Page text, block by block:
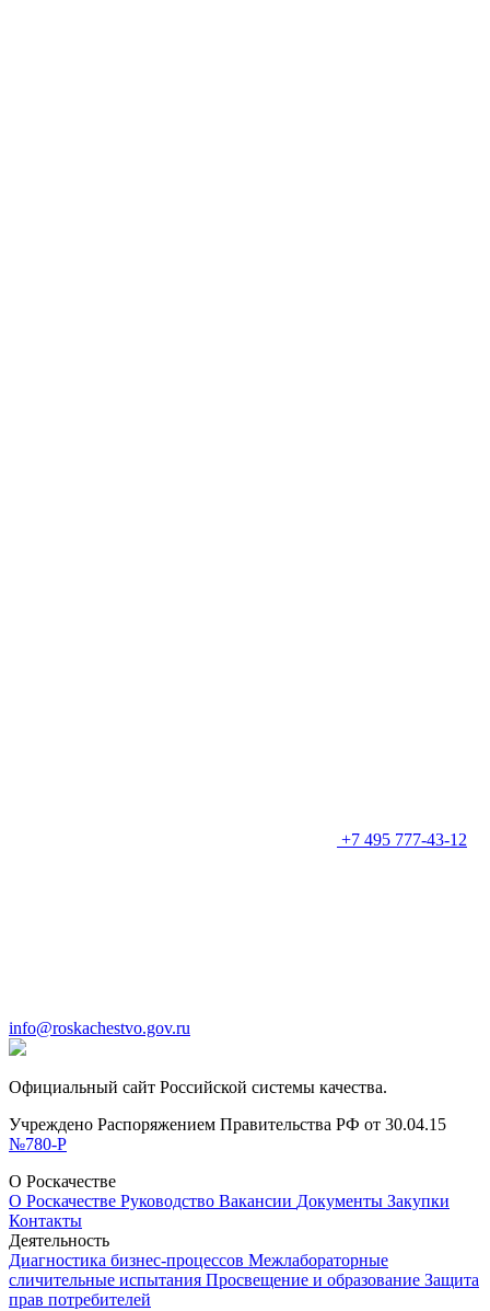
+7 495 777-43-12
info@roskachestvo.gov.ru
Официальный сайт Российской системы качества.
Учреждено Распоряжением Правительства РФ от 30.04.15
№780-Р
О Роскачестве
О Роскачестве Руководство Вакансии Документы Закупки
Контакты
Деятельность
Диагностика бизнес-процессов Межлабораторные
сличительные испытания Просвещение и образование Защита
прав потребителей